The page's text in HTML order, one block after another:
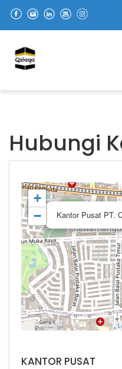
Hubungi
Kantor Pusat PT.
+
−
KANTOR PUSAT